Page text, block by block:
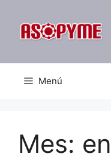
contenido
Menú
Mes: